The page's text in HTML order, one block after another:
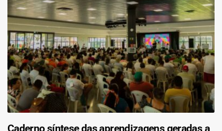
Caderno síntese das aprendizagens geradas a